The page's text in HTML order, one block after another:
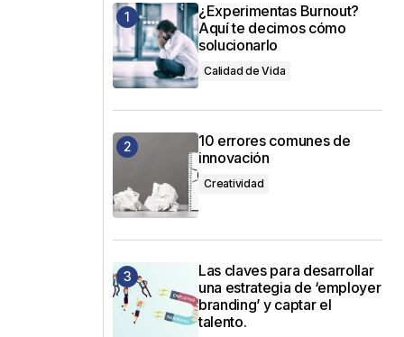
¿Experimentas Burnout?
Aquí te decimos cómo
solucionarlo
Calidad de Vida
10 errores comunes de
innovación
Creatividad
Las claves para desarrollar
una estrategia de ‘employer
branding’ y captar el
talento.